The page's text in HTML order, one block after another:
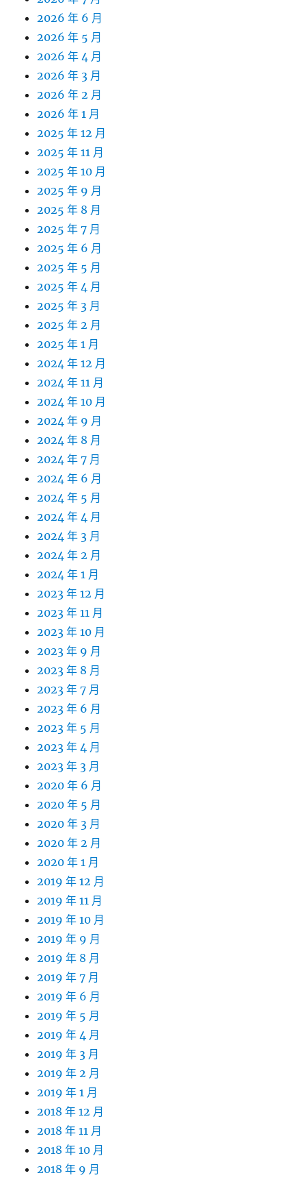
2026 年 6 月
2026 年 5 月
2026 年 4 月
2026 年 3 月
2026 年 2 月
2026 年 1 月
2025 年 12 月
2025 年 11 月
2025 年 10 月
2025 年 9 月
2025 年 8 月
2025 年 7 月
2025 年 6 月
2025 年 5 月
2025 年 4 月
2025 年 3 月
2025 年 2 月
2025 年 1 月
2024 年 12 月
2024 年 11 月
2024 年 10 月
2024 年 9 月
2024 年 8 月
2024 年 7 月
2024 年 6 月
2024 年 5 月
2024 年 4 月
2024 年 3 月
2024 年 2 月
2024 年 1 月
2023 年 12 月
2023 年 11 月
2023 年 10 月
2023 年 9 月
2023 年 8 月
2023 年 7 月
2023 年 6 月
2023 年 5 月
2023 年 4 月
2023 年 3 月
2020 年 6 月
2020 年 5 月
2020 年 3 月
2020 年 2 月
2020 年 1 月
2019 年 12 月
2019 年 11 月
2019 年 10 月
2019 年 9 月
2019 年 8 月
2019 年 7 月
2019 年 6 月
2019 年 5 月
2019 年 4 月
2019 年 3 月
2019 年 2 月
2019 年 1 月
2018 年 12 月
2018 年 11 月
2018 年 10 月
2018 年 9 月